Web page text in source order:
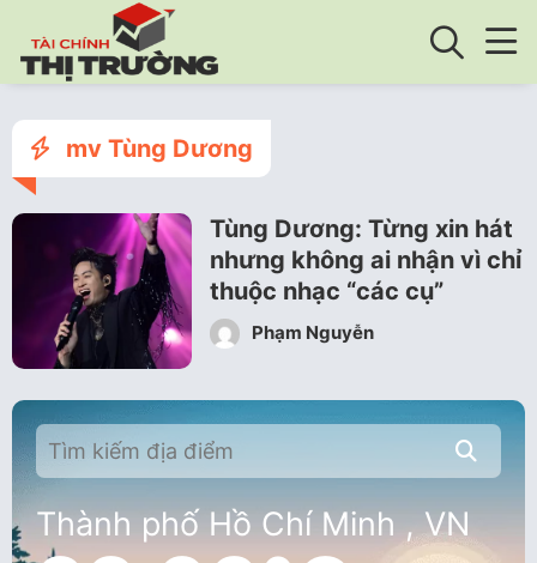
mv Tùng Dương
Tùng Dương: Từng xin hát
nhưng không ai nhận vì chỉ
thuộc nhạc “các cụ”
Phạm Nguyễn
Thành phố Hồ Chí Minh , VN